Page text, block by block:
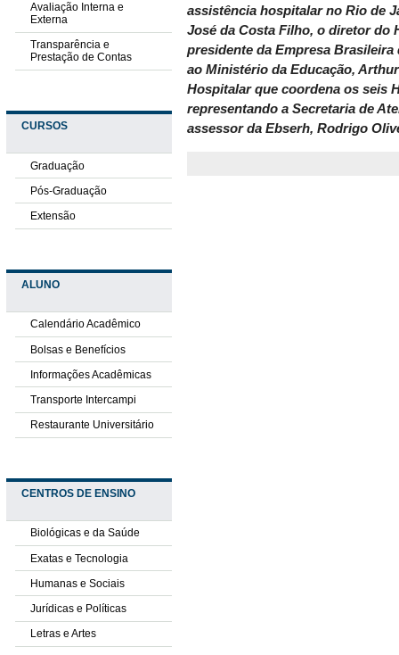
Avaliação Interna e
Externa
Transparência e
Prestação de Contas
CURSOS
Graduação
Pós-Graduação
Extensão
ALUNO
Calendário Acadêmico
Bolsas e Benefícios
Informações Acadêmicas
Transporte Intercampi
Restaurante Universitário
CENTROS DE ENSINO
Biológicas e da Saúde
Exatas e Tecnologia
Humanas e Sociais
Jurídicas e Políticas
Letras e Artes
assistência hospitalar no Rio de
José da Costa Filho, o diretor do
presidente da Empresa
ao Ministério da Educação,
Hospitalar que coordena os seis
representando a Secretaria de
assessor da Ebserh, Rodrigo